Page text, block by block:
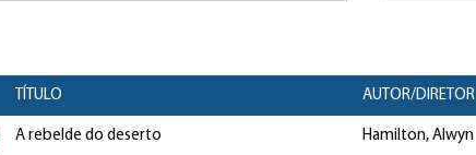
TÍTULO AUTOR/DIRETOR
A rebelde do deserto Hamilton, Alwyn